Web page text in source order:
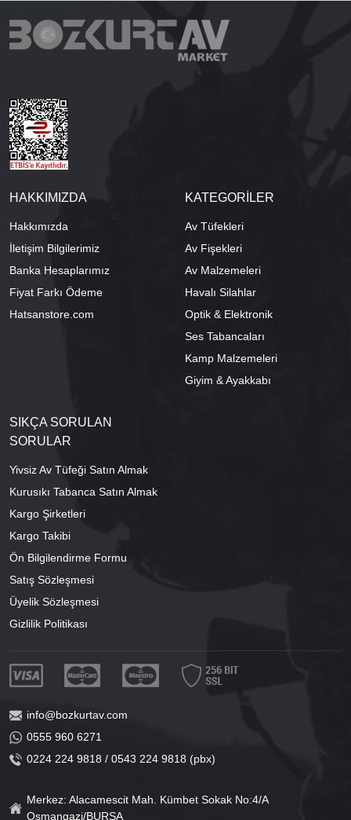
HAKKIMIZDA
Hakkımızda
İletişim Bilgilerimiz
Banka Hesaplarımız
Fiyat Farkı Ödeme
Hatsanstore.com
KATEGORİLER
Av Tüfekleri
Av Fişekleri
Av Malzemeleri
Havalı Silahlar
Optik & Elektronik
Ses Tabancaları
Kamp Malzemeleri
Giyim & Ayakkabı
SIKÇA SORULAN
SORULAR
Yivsiz Av Tüfeği Satın Almak
Kurusıkı Tabanca Satın Almak
Kargo Şirketleri
Kargo Takibi
Ön Bilgilendirme Formu
Satış Sözleşmesi
Üyelik Sözleşmesi
Gizlilik Politikası
info@bozkurtav.com
0555 960 6271
0224 224 9818 / 0543 224 9818 (pbx)
Merkez: Alacamescit Mah. Kümbet Sokak No:4/A
Osmangazi/BURSA